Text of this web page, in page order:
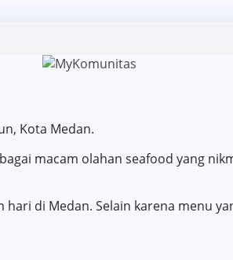
Kota Medan.
macam olahan seafood yang
di Medan. Selain karena menu